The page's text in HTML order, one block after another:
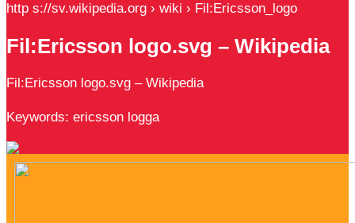
http s://sv.wikipedia.org › wiki › Fil:Ericsson_logo
Fil:Ericsson logo.svg – Wikipedia
Fil:Ericsson logo.svg – Wikipedia
Keywords: ericsson logga